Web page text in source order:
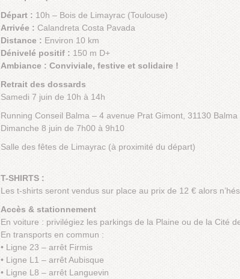
Départ : 10h – Bois de Limayrac (Toulouse)
Arrivée : Calandreta Costa Pavada
Distance : Environ 10 km
Dénivelé positif : 150 m D+
Ambiance : Conviviale, festive et solidaire !
Retrait des dossards
Samedi 7 juin de 10h à 14h
Running Conseil Balma – 4 avenue Prat Gimont, 31130 Balma
Dimanche 8 juin de 7h00 à 9h10
Salle des fêtes de Limayrac (à proximité du départ)
T-SHIRTS :
Les t-shirts seront vendus sur place au prix de 12 € alors
Accès & stationnement
En voiture : privilégiez les parkings de la Plaine ou de la Cité
En transports en commun :
• Ligne 23 – arrêt Firmis
• Ligne L1 – arrêt Aubisque
• Ligne L8 – arrêt Languevin